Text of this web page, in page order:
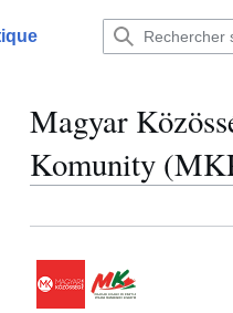
Magyar
Komunity